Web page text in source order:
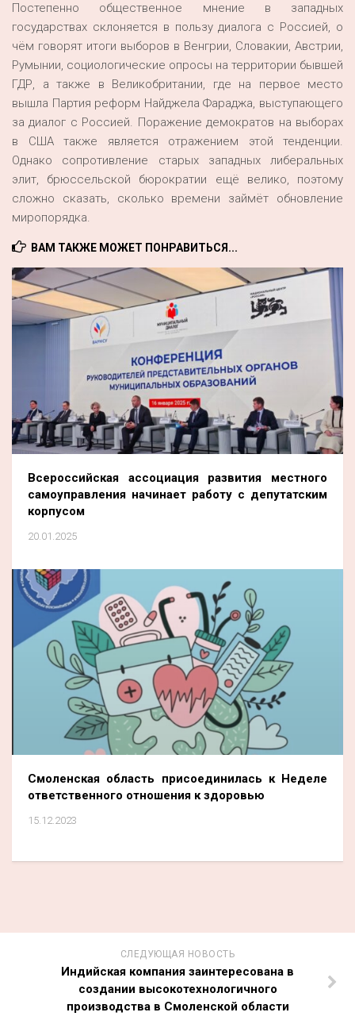
Постепенно общественное мнение в западных
государствах склоняется в пользу диалога с Россией, о
чём говорят итоги выборов в Венгрии, Словакии, Австрии,
Румынии, социологические опросы на территории бывшей
ГДР, а также в Великобритании, где на первое место
вышла Партия реформ Найджела Фараджа, выступающего
за диалог с Россией. Поражение демократов на выборах
в США также является отражением этой тенденции.
Однако сопротивление старых западных либеральных
элит, брюссельской бюрократии ещё велико, поэтому
сложно сказать, сколько времени займёт обновление
миропорядка.
ВАМ ТАКЖЕ МОЖЕТ ПОНРАВИТЬСЯ...
Всероссийская ассоциация развития местного
самоуправления начинает работу с депутатским
корпусом
20.01.2025
Смоленская область присоединилась к Неделе
ответственного отношения к здоровью
15.12.2023
СЛЕДУЮЩАЯ НОВОСТЬ
Индийская компания заинтересована в
создании высокотехнологичного
производства в Смоленской области